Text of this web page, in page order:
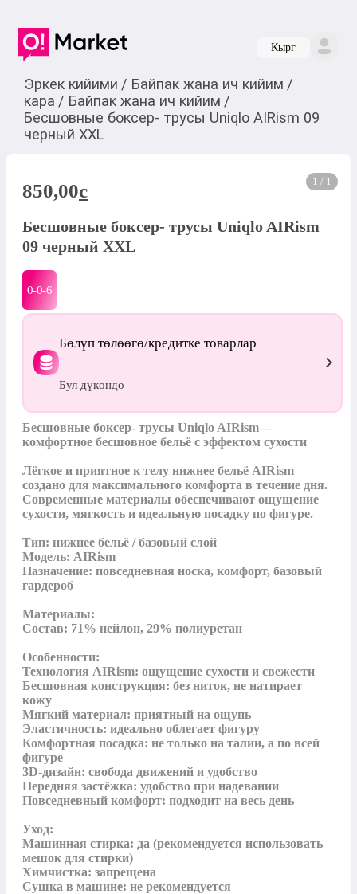
Кырг
Эркек кийими / Байпак жана ич кийим /
кара / Байпак жана ич кийим /
Бесшовные боксер- трусы Uniqlo AIRism 09
черный ХХL
1 / 1
850,00c
Бесшовные боксер- трусы Uniqlo AIRism
09 черный ХХL
0-0-6
Бөлүп төлөөгө/кредитке товарлар
Бул дүкөндө
Бесшовные боксер- трусы Uniqlo AIRism—
комфортное бесшовное бельё с эффектом сухости
Лёгкое и приятное к телу нижнее бельё AIRism
создано для максимального комфорта в течение дня.
Современные материалы обеспечивают ощущение
сухости, мягкость и идеальную посадку по фигуре.
Тип: нижнее бельё / базовый слой
Модель: AIRism
Назначение: повседневная носка, комфорт, базовый
гардероб
Материалы:
Состав: 71% нейлон, 29% полиуретан
Особенности:
Технология AIRism: ощущение сухости и свежести
Бесшовная конструкция: без ниток, не натирает
кожу
Мягкий материал: приятный на ощупь
Эластичность: идеально облегает фигуру
Комфортная посадка: не только на талии, а по всей
фигуре
3D-дизайн: свобода движений и удобство
Передняя застёжка: удобство при надевании
Повседневный комфорт: подходит на весь день
Уход:
Машинная стирка: да (рекомендуется использовать
мешок для стирки)
Химчистка: запрещена
Сушка в машине: не рекомендуется